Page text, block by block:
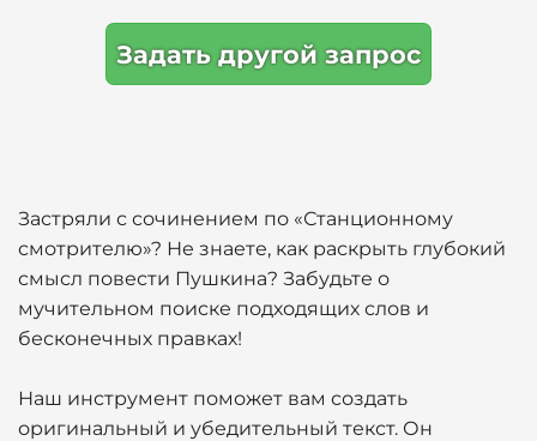
Задать другой запрос
Застряли с сочинением по «Станционному
смотрителю»? Не знаете, как раскрыть глубокий
смысл повести Пушкина? Забудьте о
мучительном поиске подходящих слов и
бесконечных правках!
Наш инструмент поможет вам создать
оригинальный и убедительный текст. Он